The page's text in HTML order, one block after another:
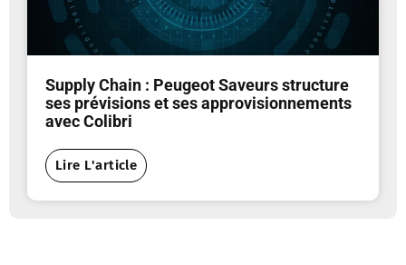
Supply Chain : Peugeot Saveurs structure
ses prévisions et ses approvisionnements
avec Colibri
Lire L'article